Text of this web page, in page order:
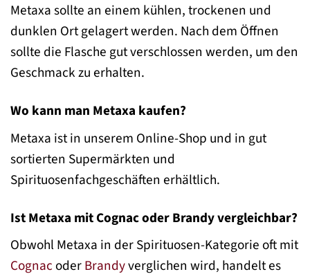
Metaxa sollte an einem kühlen, trockenen und
dunklen Ort gelagert werden. Nach dem Öffnen
sollte die Flasche gut verschlossen werden, um den
Geschmack zu erhalten.
Wo kann man Metaxa kaufen?
Metaxa ist in unserem Online-Shop und in gut
sortierten Supermärkten und
Spirituosenfachgeschäften erhältlich.
Ist Metaxa mit Cognac oder Brandy vergleichbar?
Obwohl Metaxa in der Spirituosen-Kategorie oft mit
CognacoderBrandyverglichen wird, handelt es